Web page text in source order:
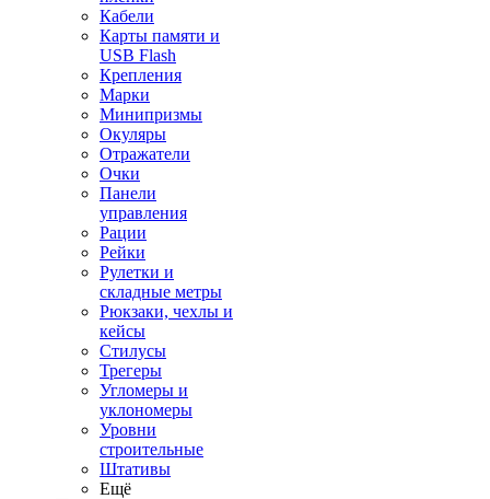
Кабели
Карты памяти и
USB Flash
Крепления
Марки
Минипризмы
Окуляры
Отражатели
Очки
Панели
управления
Рации
Рейки
Рулетки и
складные метры
Рюкзаки, чехлы и
кейсы
Стилусы
Трегеры
Угломеры и
уклономеры
Уровни
строительные
Штативы
Ещё